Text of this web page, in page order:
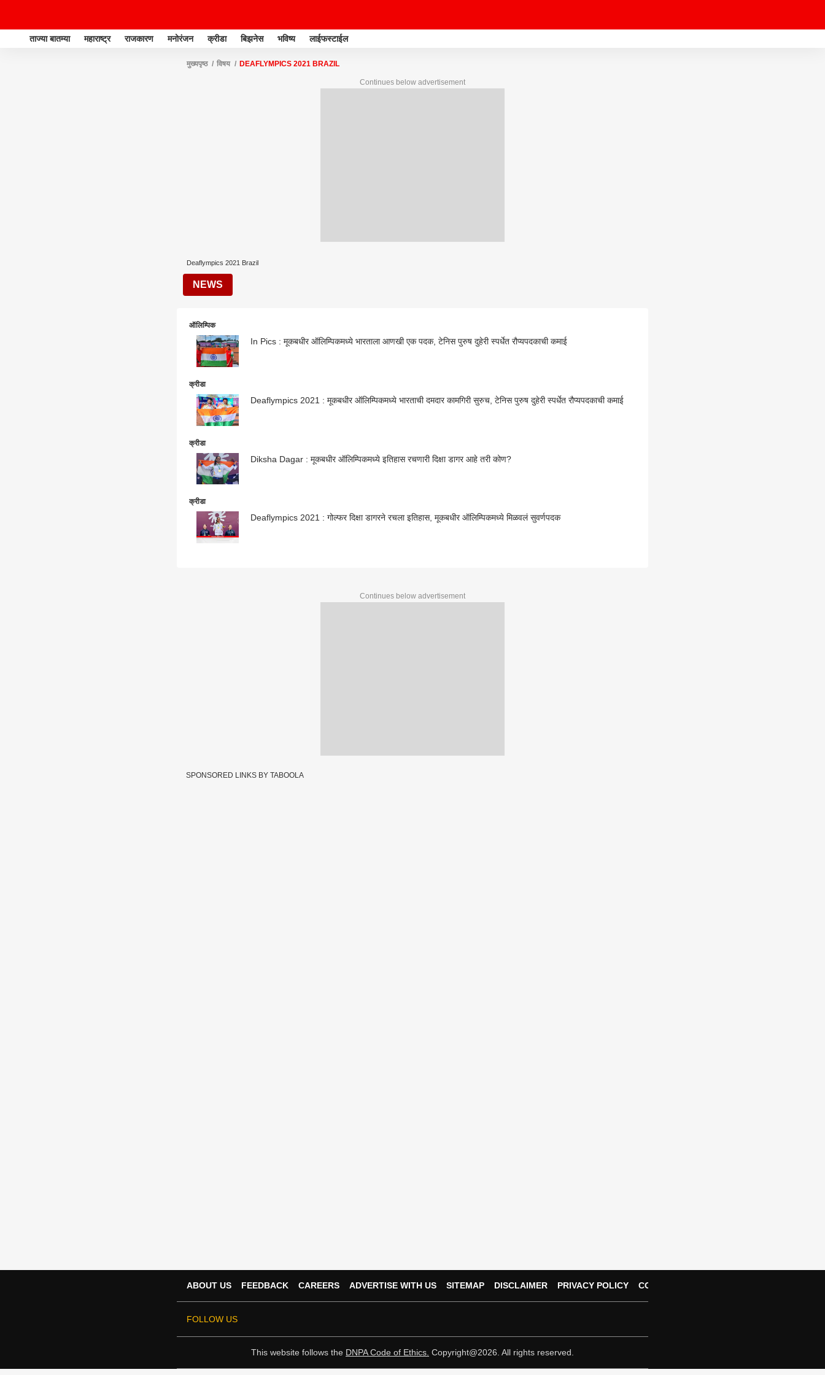
ताज्या बातम्या महाराष्ट्र राजकारण मनोरंजन क्रीडा बिझनेस भविष्य लाईफस्टाईल
मुख्यपृष्ठ विषय DEAFLYMPICS 2021 BRAZIL
Continues below advertisement
Deaflympics 2021 Brazil
NEWS
ऑलिम्पिक
In Pics : मूकबधीर ऑलिम्पिकमध्ये भारताला आणखी एक पदक, टेनिस पुरुष दुहेरी स्पर्धेत रौप्यपदकाची कमाई
क्रीडा
Deaflympics 2021 : मूकबधीर ऑलिम्पिकमध्ये भारताची दमदार कामगिरी सुरुच, टेनिस पुरुष दुहेरी स्पर्धेत रौप्यपदकाची कमाई
क्रीडा
Diksha Dagar : मूकबधीर ऑलिम्पिकमध्ये इतिहास रचणारी दिक्षा डागर आहे तरी कोण?
क्रीडा
Deaflympics 2021 : गोल्फर दिक्षा डागरने रचला इतिहास, मूकबधीर ऑलिम्पिकमध्ये मिळवलं सुवर्णपदक
Continues below advertisement
SPONSORED LINKS BY TABOOLA
ABOUT US FEEDBACK CAREERS ADVERTISE WITH US SITEMAP DISCLAIMER PRIVACY POLICY CONTACT US
FOLLOW US
This website follows the DNPA Code of Ethics. Copyright@2026. All rights reserved.